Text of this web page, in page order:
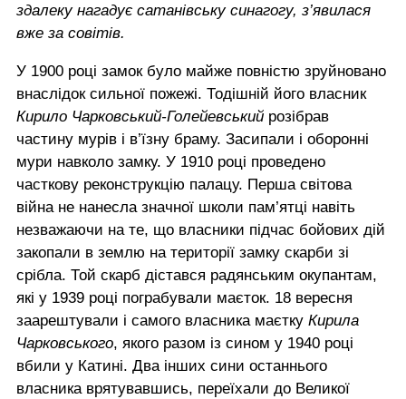
здалеку нагадує сатанівську синагогу, з’явилася
вже за совітів.
У 1900 році замок було майже повністю зруйновано
внаслідок сильної пожежі. Тодішній його власник
Кирило Чарковський-Голейевський розібрав
частину мурів і в’їзну браму. Засипали і оборонні
мури навколо замку. У 1910 році проведено
часткову реконструкцію палацу. Перша світова
війна не нанесла значної школи пам’ятці навіть
незважаючи на те, що власники підчас бойових дій
закопали в землю на території замку скарби зі
срібла. Той скарб дістався радянським окупантам,
які у 1939 році пограбували маєток. 18 вересня
заарештували і самого власника маєтку Кирила
Чарковського, якого разом із сином у 1940 році
вбили у Катині. Два інших сини останнього
власника врятувавшись, переїхали до Великої